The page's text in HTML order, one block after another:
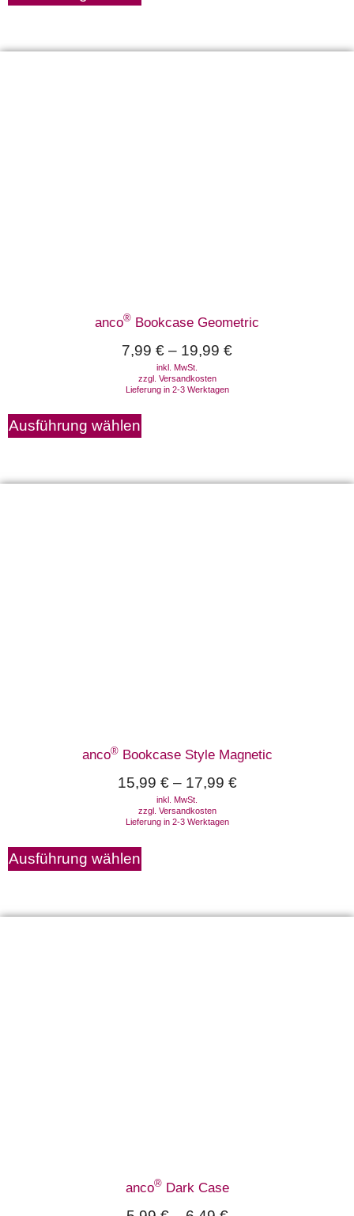
anco® Bookcase Geometric
7,99 € – 19,99 €
inkl. MwSt.
zzgl. Versandkosten
Lieferung in 2-3 Werktagen
Ausführung wählen
anco®Bookcase Style Magnetic
15,99 €– 17,99 €
inkl. MwSt.
zzgl. Versandkosten
Lieferung in 2-3 Werktagen
Ausführung wählen
anco®Dark Case